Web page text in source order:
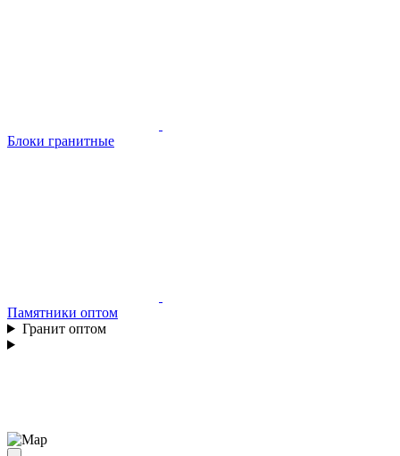
Блоки гранитные
Памятники оптом
Гранит оптом